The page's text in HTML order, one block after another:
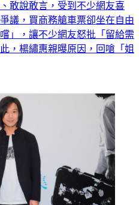
敢說敢言，受到不少網友喜
議，買商務艙車票卻坐在自由
」，讓不少網友怒批「留給需
，楊繡惠親曝原因，回嗆「姐